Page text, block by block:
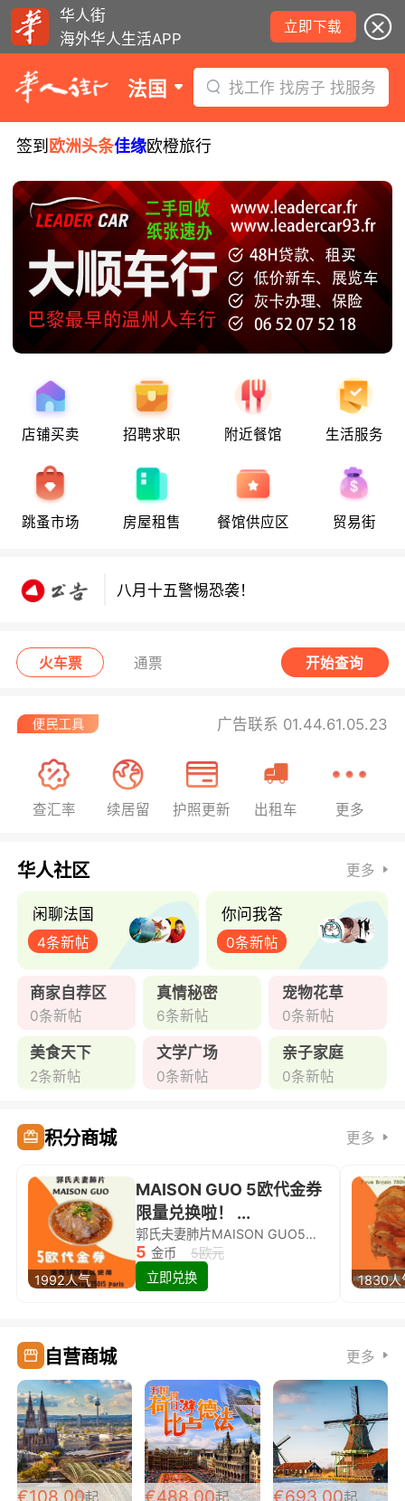
华人街
海外华人生活APP
立即下载
法国 找工作 找房子 找服务
签到 欧洲头条佳缘欧橙旅行
店铺买卖 招聘求职 附近餐馆 生活服务
跳蚤市场 房屋租售 餐馆供应区 贸易街
八月十五警惕恐袭！
八月十五警惕恐袭！
八月十五警惕恐袭！
火车票 通票 开始查询
广告联系 01.44.61.05.23
查汇率 续居留 护照更新 出租车 更多
华人社区 更多
闲聊法国
4条新帖
你问我答
0条新帖
商家自荐区
0条新帖
真情秘密
6条新帖
宠物花草
0条新帖
美食天下
2条新帖
文学广场
0条新帖
亲子家庭
0条新帖
积分商城 更多
1992人气
MAISON GUO 5欧代金券
限量兑换啦！ ...
郭氏夫妻肺片MAISON GUO5欧代金券限量兑换啦！
5 金币
5欧元
立即兑换
1830人
自营商城 更多
€108.00起 €488.00起 €693.00起